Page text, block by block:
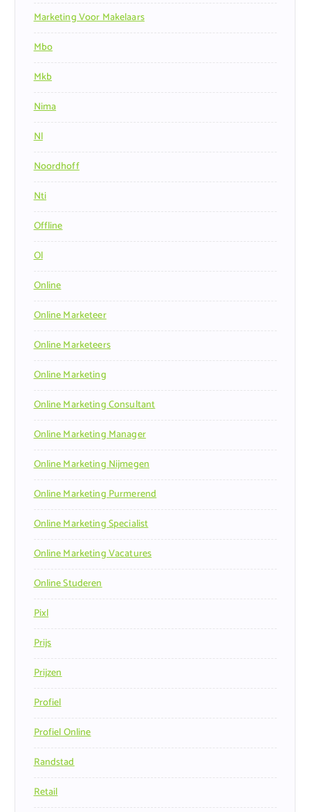
Marketing Voor Makelaars
Mbo
Mkb
Nima
Nl
Noordhoff
Nti
Offline
Ol
Online
Online Marketeer
Online Marketeers
Online Marketing
Online Marketing Consultant
Online Marketing Manager
Online Marketing Nijmegen
Online Marketing Purmerend
Online Marketing Specialist
Online Marketing Vacatures
Online Studeren
Pixl
Prijs
Prijzen
Profiel
Profiel Online
Randstad
Retail